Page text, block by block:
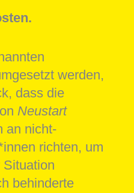
werden,
dass die
Neustart
an nicht-
richten, um
Situation
behinderte